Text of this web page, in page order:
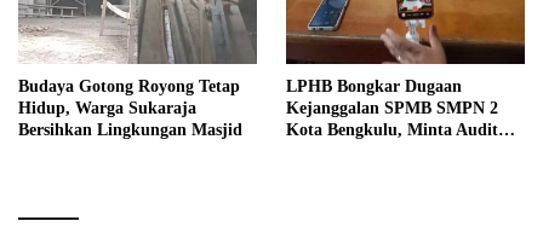
Budaya Gotong Royong Tetap
Hidup, Warga Sukaraja
Bersihkan Lingkungan Masjid
LPHB Bongkar Dugaan
Kejanggalan SPMB SMPN 2
Kota Bengkulu, Minta Audit